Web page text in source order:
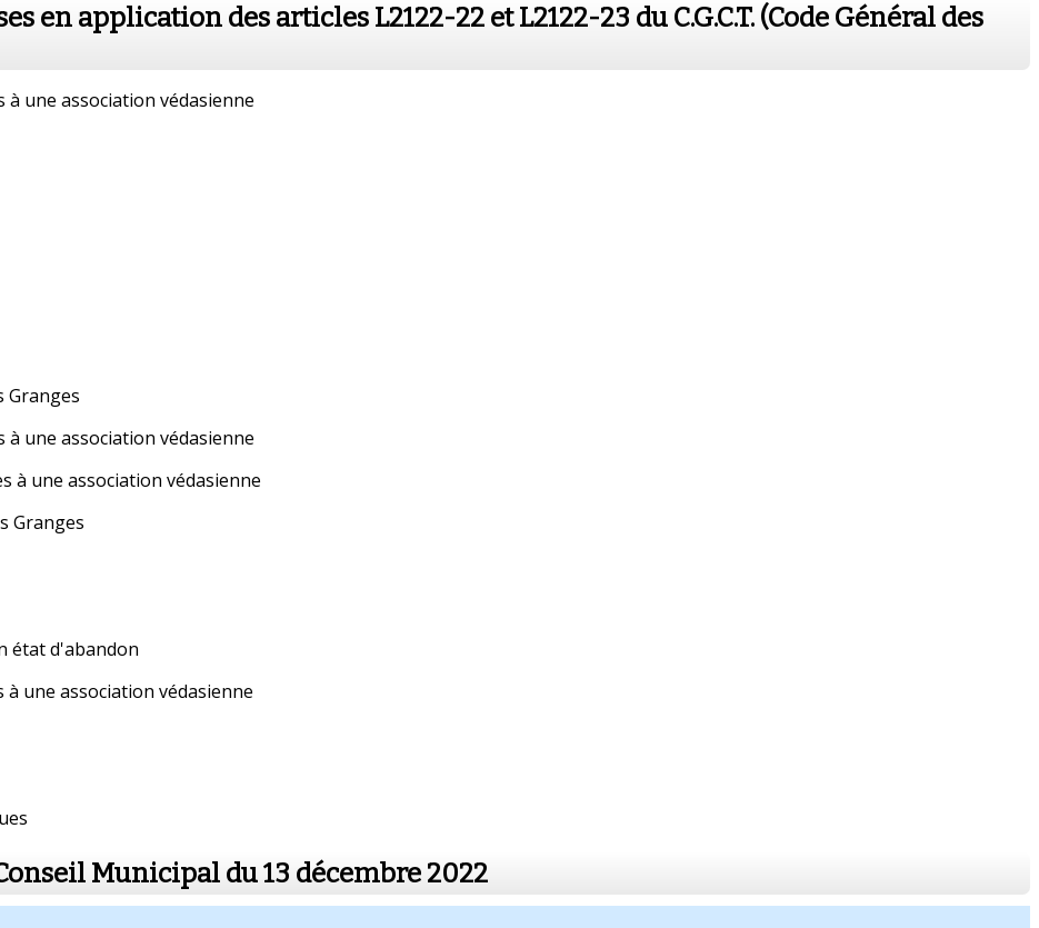
en application des articles L2122-22 et L2122-23 du C.G.C.T. (Code Général des
à une association védasienne
Granges
à une association védasienne
à une association védasienne
Granges
état d'abandon
à une association védasienne
Municipal du 13 décembre 2022